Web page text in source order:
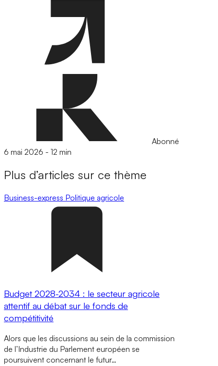
Abonné
6 mai 2026 - 12 min
Plus d’articles sur ce thème
Business-express Politique agricole
Budget 2028-2034 : le secteur agricole
attentif au débat sur le fonds de
compétitivité
Alors que les discussions au sein de la commission
de l’Industrie du Parlement européen se
poursuivent concernant le futur…